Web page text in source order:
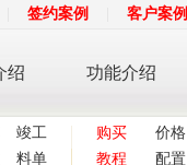
签约案例 客户案例
绍 功能介绍
竣工
料单
购买 价格
教程
配置